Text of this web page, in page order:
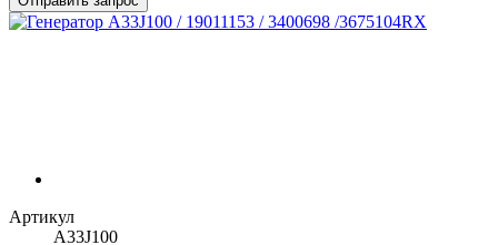
Артикул
A33J100